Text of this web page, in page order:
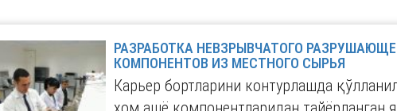
РАЗРАБОТКА НЕВЗРЫВЧАТОГО
КОМПОНЕНТОВ ИЗ МЕСТНОГО СЫРЬЯ
Карьер бортларини контурлашда